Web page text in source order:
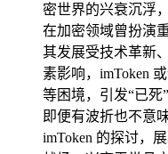
密世界的兴衰沉浮
在加密领域曾扮演
其发展受技术革新
素影响，imToken
等困境，引发“已死
即便有波折也不意
imToken 的探讨，